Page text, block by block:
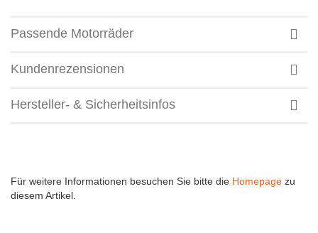
Passende Motorräder
Kundenrezensionen
Hersteller- & Sicherheitsinfos
Für weitere Informationen besuchen Sie bitte die Homepage zu
diesem Artikel.